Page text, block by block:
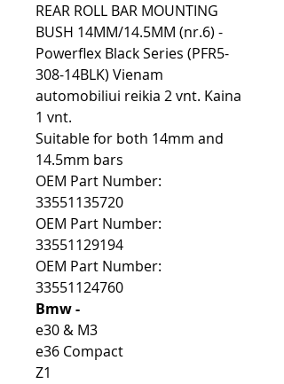
REAR ROLL BAR MOUNTING
BUSH 14MM/14.5MM (nr.6) -
Powerflex Black Series (PFR5-
308-14BLK) Vienam
automobiliui reikia 2 vnt. Kaina
1 vnt.
Suitable for both 14mm and
14.5mm bars
OEM Part Number:
33551135720
OEM Part Number:
33551129194
OEM Part Number:
33551124760
Bmw -
e30 & M3
e36 Compact
Z1